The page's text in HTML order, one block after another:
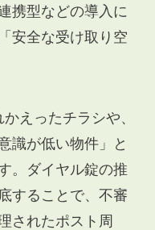
携型などの導入に
安全な受け取り空
えったチラシや、
識が低い物件」と
。ダイヤル錠の推
することで、不審
されたポスト周